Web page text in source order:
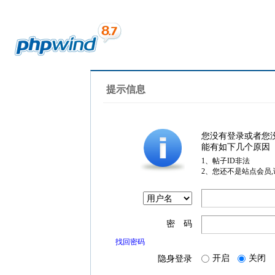
提示信息
您没有登录或者您
能有如下几个原因
1、帖子ID非法
2、您还不是站点会员
密 码
找回密码
隐身登录 开启 关闭